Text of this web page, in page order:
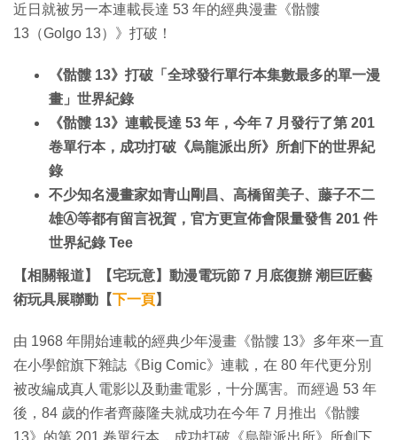
近日就被另一本連載長達 53 年的經典漫畫《骷髏
13（Golgo 13）》打破！
《骷髏 13》打破「全球發行單行本集數最多的單一漫
畫」世界紀錄
《骷髏 13》連載長達 53 年，今年 7 月發行了第 201
卷單行本，成功打破《烏龍派出所》所創下的世界紀
錄
不少知名漫畫家如青山剛昌、高橋留美子、藤子不二
雄Ⓐ等都有留言祝賀，官方更宣佈會限量發售 201 件
世界紀錄 Tee
【相關報道】【宅玩意】動漫電玩節 7 月底復辦 潮巨匠藝
術玩具展聯動【下一頁】
由 1968 年開始連載的經典少年漫畫《骷髏 13》多年來一直
在小學館旗下雜誌《Big Comic》連載，在 80 年代更分別
被改編成真人電影以及動畫電影，十分厲害。而經過 53 年
後，84 歲的作者齊藤隆夫就成功在今年 7 月推出《骷髏
13》的第 201 卷單行本，成功打破《烏龍派出所》所創下